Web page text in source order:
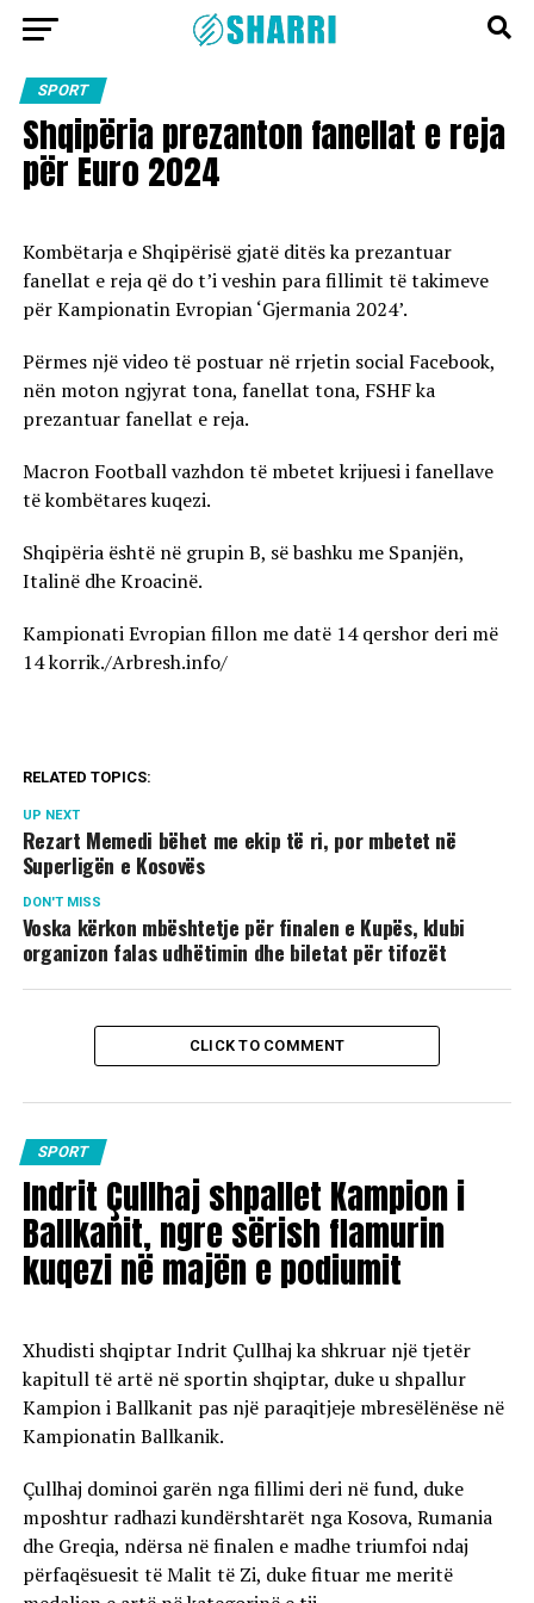
SPORT
Shqipëria prezanton fanellat e reja
për Euro 2024
Kombëtarja e Shqipërisë gjatë ditës ka prezantuar
fanellat e reja që do t’i veshin para fillimit të takimeve
për Kampionatin Evropian ‘Gjermania 2024’.
Përmes një video të postuar në rrjetin social Facebook,
nën moton ngjyrat tona, fanellat tona, FSHF ka
prezantuar fanellat e reja.
Macron Football vazhdon të mbetet krijuesi i fanellave
të kombëtares kuqezi.
Shqipëria është në grupin B, së bashku me Spanjën,
Italinë dhe Kroacinë.
Kampionati Evropian fillon me datë 14 qershor deri më
14 korrik./Arbresh.info/
RELATED TOPICS:
UP NEXT
Rezart Memedi bëhet me ekip të ri, por mbetet në
Superligën e Kosovës
DON'T MISS
Voska kërkon mbështetje për finalen e Kupës, klubi
organizon falas udhëtimin dhe biletat për tifozët
CLICK TO COMMENT
SPORT
Indrit Çullhaj shpallet Kampion i
Ballkanit, ngre sërish flamurin
kuqezi në majën e podiumit
Xhudisti shqiptar Indrit Çullhaj ka shkruar një tjetër
kapitull të artë në sportin shqiptar, duke u shpallur
Kampion i Ballkanit pas një paraqitjeje mbresëlënëse në
Kampionatin Ballkanik.
Çullhaj dominoi garën nga fillimi deri në fund, duke
mposhtur radhazi kundërshtarët nga Kosova, Rumania
dhe Greqia, ndërsa në finalen e madhe triumfoi ndaj
përfaqësuesit të Malit të Zi, duke fituar me meritë